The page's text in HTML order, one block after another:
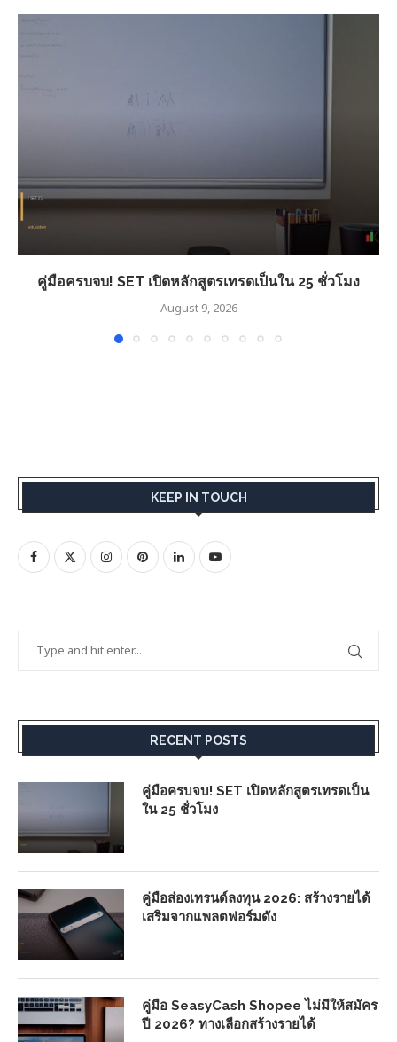
คู่มือครบจบ! SET เปิดหลักสูตรเทรดเป็นใน 25 ชั่วโมง
August 9, 2026
KEEP IN TOUCH
RECENT POSTS
คู่มือครบจบ! SET เปิดหลักสูตรเทรดเป็น
ใน 25 ชั่วโมง
คู่มือส่องเทรนด์ลงทุน 2026: สร้างรายได้
เสริมจากแพลตฟอร์มดัง
คู่มือ SeasyCash Shopee ไม่มีให้สมัคร
ปี 2026? ทางเลือกสร้างรายได้